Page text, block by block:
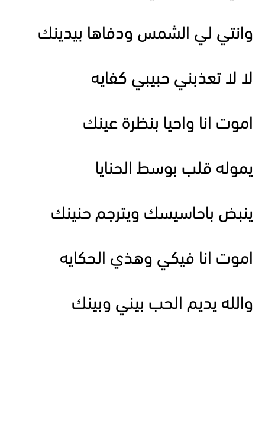
وانتي لي الشمس ودفاها بيدينك
لا لا تعذبني حبيبي كفايه
اموت انا واحيا بنظرة عينك
يموله قلب بوسط الحنايا
ينبض باحاسيسك ويترجم حنينك
اموت انا فيكي وهذي الحكايه
والله يديم الحب بيني وبينك